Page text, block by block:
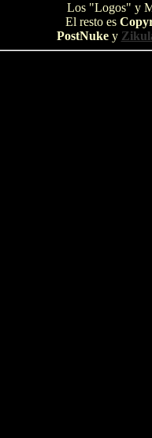
Los "Logos" y
El resto es
PostNukey